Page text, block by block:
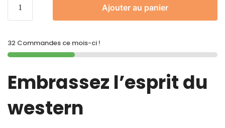
Ajouter au panier
32 Commandes ce mois-ci !
Embrassez l’esprit du
western